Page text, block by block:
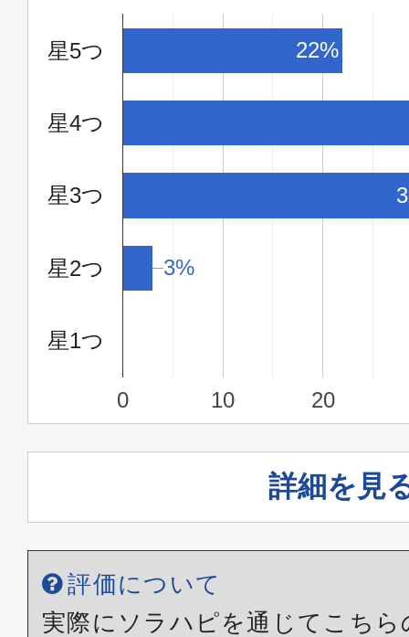
ANA248
エコノミー
10:45
ANA250
エコノミー
ANA252
エコノミー
福岡
12:15
ANA272 20:40
0 10 20
星5つ
星4つ
星3つ
星2つ
星1つ
22%
3%
3%
詳細を見
評価について
実際にソラハピを通じてこち